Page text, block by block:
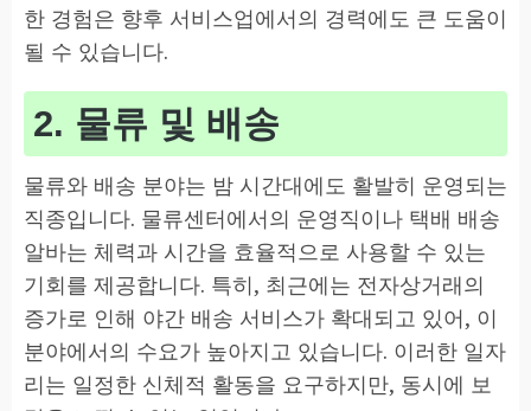
한 경험은 향후 서비스업에서의 경력에도 큰 도움이
될 수 있습니다.
2. 물류 및 배송
물류와 배송 분야는 밤 시간대에도 활발히 운영되는
직종입니다. 물류센터에서의 운영직이나 택배 배송
알바는 체력과 시간을 효율적으로 사용할 수 있는
기회를 제공합니다. 특히, 최근에는 전자상거래의
증가로 인해 야간 배송 서비스가 확대되고 있어, 이
분야에서의 수요가 높아지고 있습니다. 이러한 일자
리는 일정한 신체적 활동을 요구하지만, 동시에 보